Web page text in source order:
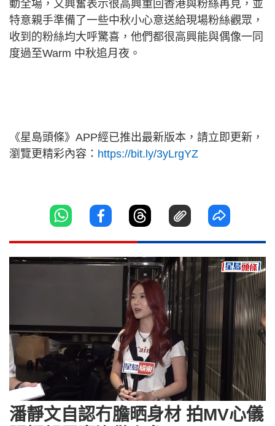
動全場，又興奮表示很高興重回香港與粉絲再見，並
特意親手準備了一些中秋小心意送給現場粉絲觀眾，
收到的粉絲均大呼驚喜，他們都很高興能與偶像一同
度過至Warm 中秋追月夜。
《星島頭條》APP經已推出最新版本，請立即更新，
瀏覽更精彩內容： https://bit.ly/3yLrgYZ
6.71%
潘靜文自認冇膽晒身材 拍MV心儀